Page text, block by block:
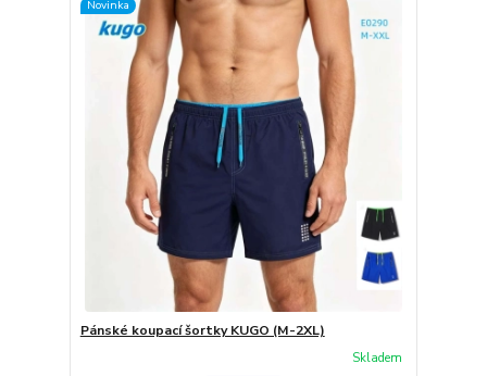
Novinka
Pánské koupací šortky KUGO (M-2XL)
Skladem